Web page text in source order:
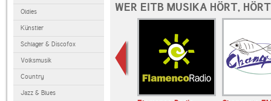
Oldies
Künstler
Schlager & Discofox
Volksmusik
Country
Jazz & Blues
WER EITB MUSIKA HÖRT,